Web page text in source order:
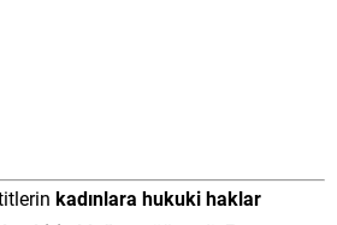
kadınlara hukuki haklar